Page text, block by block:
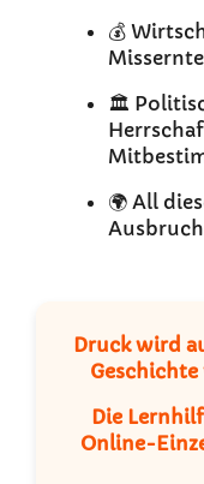
💰
🏛️
🌍 All
Druck wird
Die
Online-